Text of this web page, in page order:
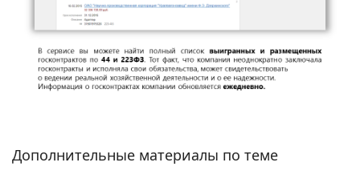
Дополнительные материалы по теме